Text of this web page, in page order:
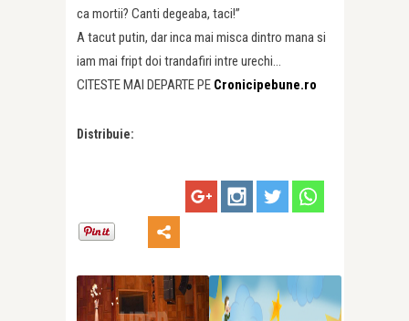
ca mortii? Canti degeaba, taci!”
A tacut putin, dar inca mai misca dintro mana si
iam mai fript doi trandafiri intre urechi…
CITESTE MAI DEPARTE PE Cronicipebune.ro
Distribuie: